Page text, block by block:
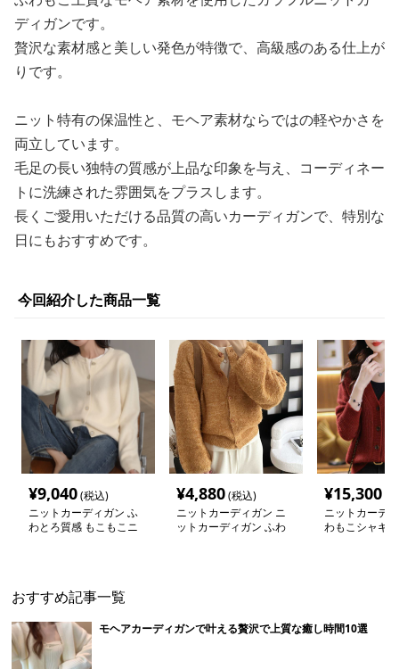
ディガンです。
贅沢な素材感と美しい発色が特徴で、高級感のある仕上が
りです。
ニット特有の保温性と、モヘア素材ならではの軽やかさを
両立しています。
毛足の長い独特の質感が上品な印象を与え、コーディネー
トに洗練された雰囲気をプラスします。
長くご愛用いただける品質の高いカーディガンで、特別な
日にもおすすめです。
今回紹介した商品一覧
¥9,040(税込)
ニットカーディガン ふ
わとろ質感 もこもこニ
¥4,880(税込)
ニットカーディガン ニ
ットカーディガン ふわ
¥15,300
ニットカーデ
わもこシャギ
おすすめ記事一覧
モヘアカーディガンで叶える贅沢で上質な癒し時間10選